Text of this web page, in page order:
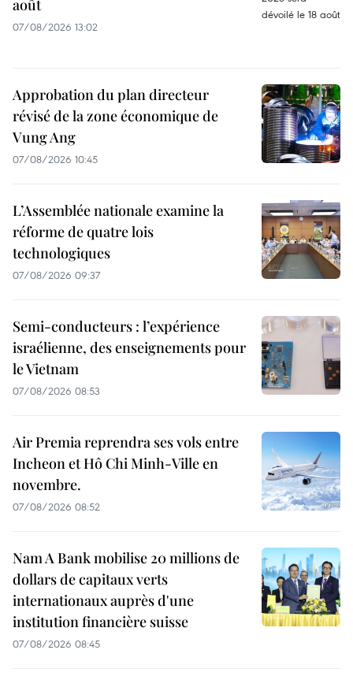
août
07/08/2026 13:02
Approbation du plan directeur
révisé de la zone économique de
Vung Ang
07/08/2026 10:45
L’Assemblée nationale examine la
réforme de quatre lois
technologiques
07/08/2026 09:37
Semi-conducteurs : l’expérience
israélienne, des enseignements pour
le Vietnam
07/08/2026 08:53
Air Premia reprendra ses vols entre
Incheon et Hô Chi Minh-Ville en
novembre.
07/08/2026 08:52
Nam A Bank mobilise 20 millions de
dollars de capitaux verts
internationaux auprès d'une
institution financière suisse
07/08/2026 08:45